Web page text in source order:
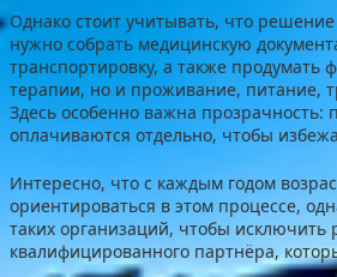
Однако стоит учитывать, что
нужно собрать медицинскую
транспортировку, а также продумать
терапии, но и проживание, питание,
Здесь особенно важна прозрачность:
оплачиваются отдельно, чтобы
Интересно, что с каждым годом
ориентироваться в этом процессе,
таких организаций, чтобы исключить
квалифицированного партнёра,